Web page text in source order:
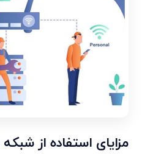
مزایای استفاده از شبکه